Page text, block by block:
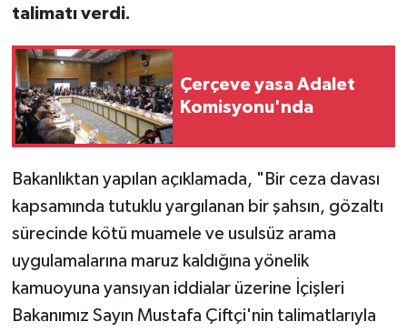
talimatı verdi.
Çerçeve yasa Adalet
Komisyonu'nda
Bakanlıktan yapılan açıklamada, "Bir ceza davası
kapsamında tutuklu yargılanan bir şahsın, gözaltı
sürecinde kötü muamele ve usulsüz arama
uygulamalarına maruz kaldığına yönelik
kamuoyuna yansıyan iddialar üzerine İçişleri
Bakanımız Sayın Mustafa Çiftçi'nin talimatlarıyla